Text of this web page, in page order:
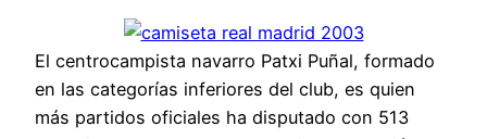
El centrocampista navarro Patxi Puñal, formado
en las categorías inferiores del club, es quien
más partidos oficiales ha disputado con 513